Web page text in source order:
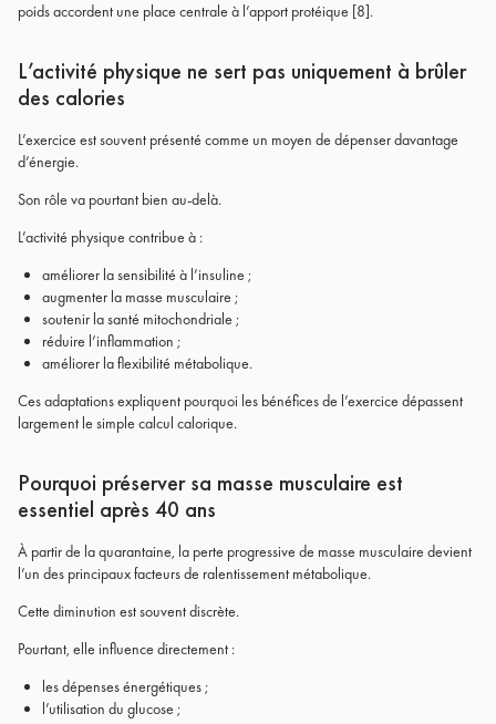
poids accordent une place centrale à l’apport protéique [8].
L’activité physique ne sert pas uniquement à brûler
des calories
L’exercice est souvent présenté comme un moyen de dépenser davantage
d’énergie.
Son rôle va pourtant bien au-delà.
L’activité physique contribue à :
améliorer la sensibilité à l’insuline ;
augmenter la masse musculaire ;
soutenir la santé mitochondriale ;
réduire l’inflammation ;
améliorer la flexibilité métabolique.
Ces adaptations expliquent pourquoi les bénéfices de l’exercice dépassent
largement le simple calcul calorique.
Pourquoi préserver sa masse musculaire est
essentiel après 40 ans
À partir de la quarantaine, la perte progressive de masse musculaire devient
l’un des principaux facteurs de ralentissement métabolique.
Cette diminution est souvent discrète.
Pourtant, elle influence directement :
les dépenses énergétiques ;
l’utilisation du glucose ;